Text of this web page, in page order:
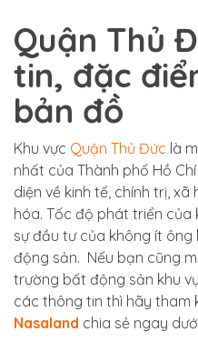
Quận Thủ
tin, đặc
bản đồ
Khu vực Quận Thủ Đức là
nhất của Thành phố Hồ
diện về kinh tế, chính trị,
hóa. Tốc độ phát triển của
sự đầu tư của không ít
động sản. Nếu bạn cũng
trường bất động sản khu
các thông tin thì hãy tham
Nasaland chia sẻ ngay